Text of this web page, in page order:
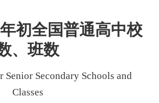
初全国普通高中校
、班数
Senior Secondary Schools and
Classes